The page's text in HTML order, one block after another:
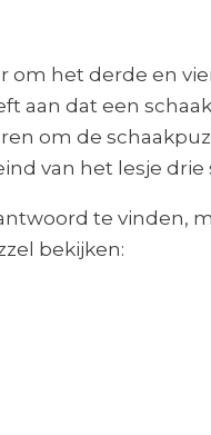
het derde en
aan dat een
om de
van het lesje
te vinden,
bekijken: